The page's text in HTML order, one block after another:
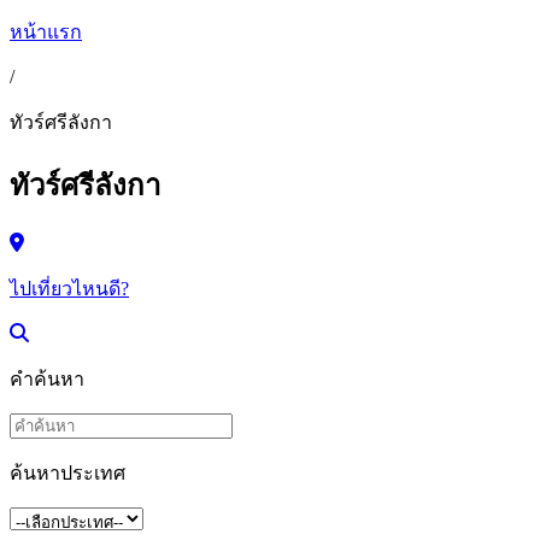
หน้าแรก
/
ทัวร์ศรีลังกา
ทัวร์ศรีลังกา
ไปเที่ยวไหนดี?
คำค้นหา
ค้นหาประเทศ